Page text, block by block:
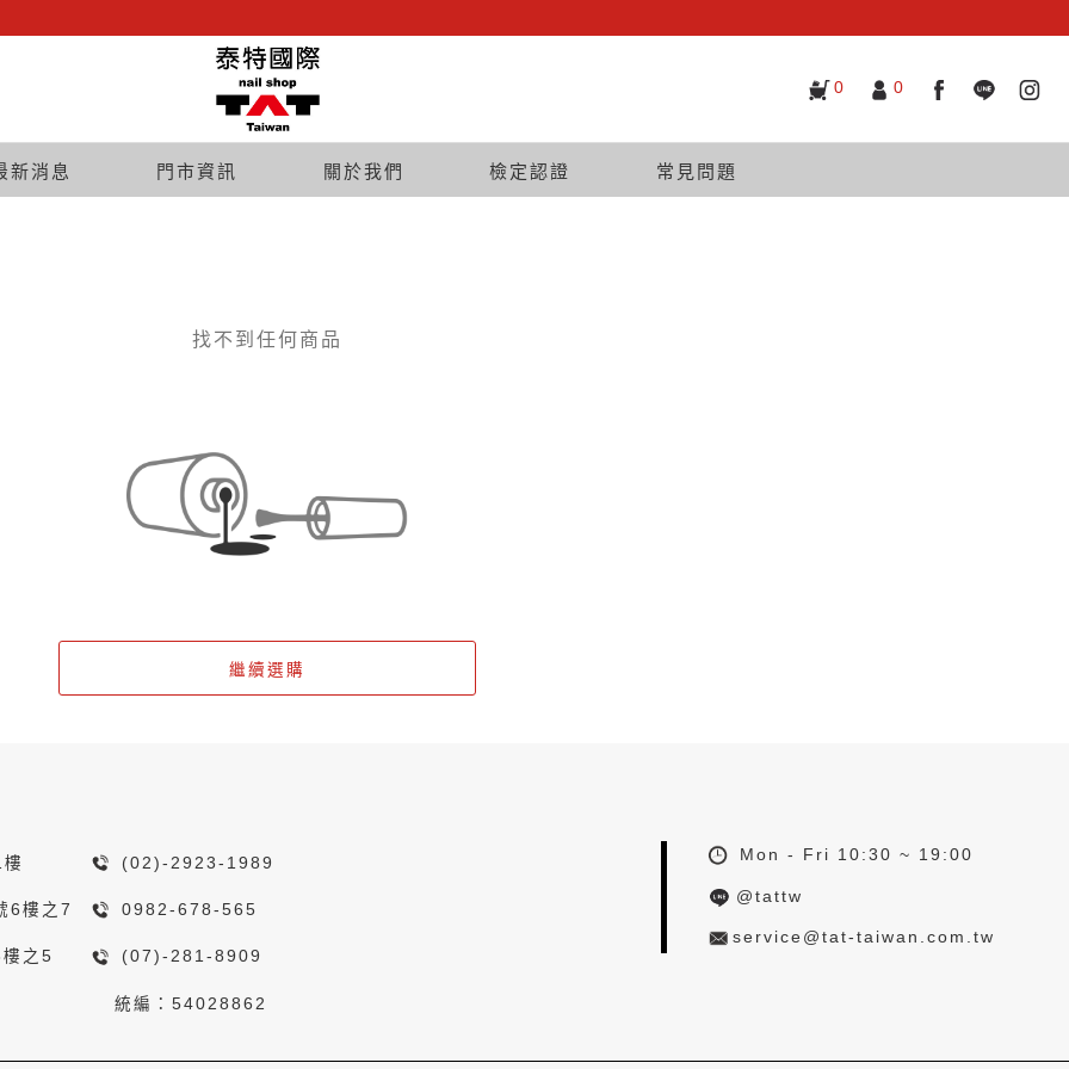
新消息 門市資訊 關於我們 檢定認證 常見問題
0 0
找不到任何商品
繼續選購
(02)-2923-1989
6樓之7 0982-678-565
之5 (07)-281-8909
統編：54028862
Mon - Fri 10:30 ~ 19:00
@tattw
service@tat-taiwan.com.tw